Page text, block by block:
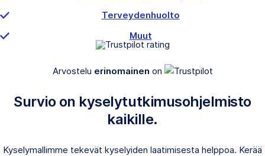
Terveydenhuolto
Muut
Arvostelu erinomainen on
Survio on kyselytutkimusohjelmisto
kaikille.
Kyselymallimme tekevät kyselyiden laatimisesta helppoa. Kerää